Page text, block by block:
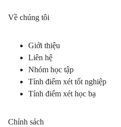
Về chúng tôi
Giới thiệu
Liên hệ
Nhóm học tập
Tính điểm xét tốt nghiệp
Tính điểm xét học bạ
Chính sách